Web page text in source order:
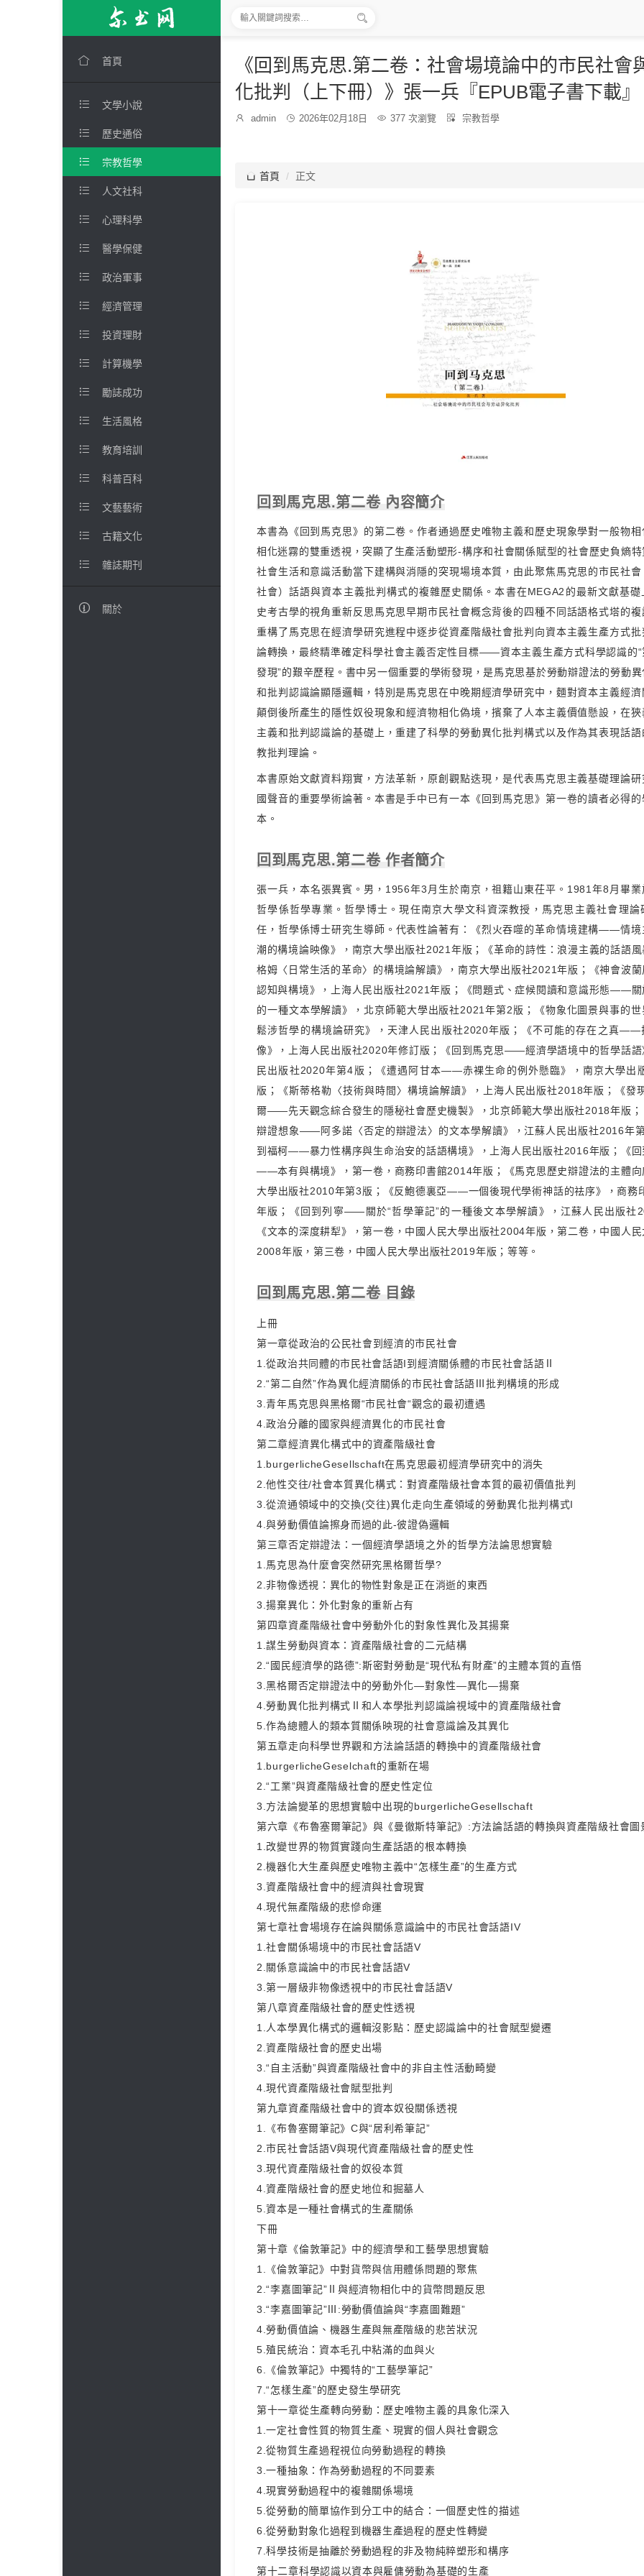

 首頁
 文學小說
 歷史通俗
 宗教哲學
 人文社科
 心理科學
 醫學保健
 政治軍事
 經濟管理
 投資理財
 計算機學
 勵誌成功
 生活風格
 教育培訓
 科普百科
 文藝藝術
 古籍文化
 雜誌期刊
 關於
《回到馬克思.第二卷：社會場境論中的市民社會
化批判（上下冊）》張一兵『EPUB電子書下載』

博
admin  發
2026年02月18日  377 次瀏覽 
分
宗教哲學
 首頁 正文
回到馬克思.第二卷 內容簡介
本書為《回到馬克思》的第二卷。作者通過歷史唯物主義和歷史現象學對一般物
相化迷霧的雙重透視，突顯了生產活動塑形-構序和社會關係賦型的社會歷史負熵
社會生活和意識活動當下建構與消隱的突現場境本質，由此聚焦馬克思的市民社
社會）話語與資本主義批判構式的複雜歷史關係。本書在MEGA2的最新文獻基礎
史考古學的視角重新反思馬克思早期市民社會概念背後的四種不同話語格式塔的
重構了馬克思在經濟學研究進程中逐步從資產階級社會批判向資本主義生產方式
論轉換，最終精準確定科學社會主義否定性目標——資本主義生產方式科學認識的
發現”的艱辛歷程。書中另一個重要的學術發現，是馬克思基於勞動辯證法的勞動
和批判認識論顯隱邏輯，特別是馬克思在中晚期經濟學研究中，麵對資本主義經
顛倒後所產生的隱性奴役現象和經濟物相化偽境，擯棄了人本主義價值懸設，在
主義和批判認識論的基礎上，重建了科學的勞動異化批判構式以及作為其表現話
教批判理論。
本書原始文獻資料翔實，方法革新，原創觀點迭現，是代表馬克思主義基礎理論
國聲音的重要學術論著。本書是手中已有一本《回到馬克思》第一卷的讀者必得
本。
回到馬克思.第二卷 作者簡介
張一兵，本名張異賓。男，1956年3月生於南京，祖籍山東茌平。1981年8月畢業
哲學係哲學專業。哲學博士。現任南京大學文科資深教授，馬克思主義社會理論
任，哲學係博士研究生導師。代表性論著有：《烈火吞噬的革命情境建構——情境
潮的構境論映像》，南京大學出版社2021年版；《革命的詩性：浪漫主義的話語
格姆〈日常生活的革命〉的構境論解讀》，南京大學出版社2021年版；《神會波
認知與構境》，上海人民出版社2021年版；《問題式、症候閱讀和意識形態——關
的一種文本學解讀》，北京師範大學出版社2021年第2版；《物象化圖景與事的
鬆涉哲學的構境論研究》，天津人民出版社2020年版；《不可能的存在之真——
像》，上海人民出版社2020年修訂版；《回到馬克思——經濟學語境中的哲學話語
民出版社2020年第4版；《遭遇阿甘本——赤裸生命的例外懸臨》，南京大學出
版；《斯蒂格勒〈技術與時間〉構境論解讀》，上海人民出版社2018年版；《發
爾——先天觀念綜合發生的隱秘社會歷史機製》，北京師範大學出版社2018年版；
辯證想象——阿多諾〈否定的辯證法〉的文本學解讀》，江蘇人民出版社2016年
到福柯——暴力性構序與生命治安的話語構境》，上海人民出版社2016年版；《回
——本有與構境》，第一卷，商務印書館2014年版；《馬克思歷史辯證法的主體向
大學出版社2010年第3版；《反鮑德裏亞——一個後現代學術神話的祛序》，商務
年版；《回到列寧——關於“哲學筆記”的一種後文本學解讀》，江蘇人民出版社
《文本的深度耕犁》，第一卷，中國人民大學出版社2004年版，第二卷，中國人
2008年版，第三卷，中國人民大學出版社2019年版；等等。
回到馬克思.第二卷 目錄
上冊
第一章從政治的公民社會到經濟的市民社會
1.從政治共同體的市民社會話語I到經濟關係體的市民社會話語Ⅱ
2.“第二自然”作為異化經濟關係的市民社會話語Ⅲ批判構境的形成
3.青年馬克思與黑格爾“市民社會“觀念的最初遭遇
4.政治分離的國家與經濟異化的市民社會
第二章經濟異化構式中的資產階級社會
1.burgerlicheGesellschaft在馬克思最初經濟學研究中的消失
2.他性交往/社會本質異化構式：對資產階級社會本質的最初價值批判
3.從流通領域中的交換(交往)異化走向生產領域的勞動異化批判構式I
4.與勞動價值論擦身而過的此-彼證偽邏輯
第三章否定辯證法：一個經濟學語境之外的哲學方法論思想實驗
1.馬克思為什麼會突然研究黑格爾哲學?
2.非物像透視：異化的物性對象是正在消逝的東西
3.揚棄異化：外化對象的重新占有
第四章資產階級社會中勞動外化的對象性異化及其揚棄
1.謀生勞動與資本：資產階級社會的二元結構
2.“國民經濟學的路德”:斯密對勞動是“現代私有財產”的主體本質的直悟
3.黑格爾否定辯證法中的勞動外化—對象性—異化—揚棄
4.勞動異化批判構式Ⅱ和人本學批判認識論視域中的資產階級社會
5.作為總體人的類本質關係映現的社會意識論及其異化
第五章走向科學世界觀和方法論話語的轉換中的資產階級社會
1.burgerlicheGeselchaft的重新在場
2.“工業”與資產階級社會的歷史性定位
3.方法論變革的思想實驗中出現的burgerlicheGesellschaft
第六章《布魯塞爾筆記》與《曼徹斯特筆記》:方法論話語的轉換與資產階級社會圖
1.改變世界的物質實踐向生產話語的根本轉換
2.機器化大生產與歷史唯物主義中“怎樣生產”的生產方式
3.資產階級社會中的經濟與社會現實
4.現代無產階級的悲慘命運
第七章社會場境存在論與關係意識論中的市民社會話語IV
1.社會關係場境中的市民社會話語V
2.關係意識論中的市民社會話語V
3.第一層級非物像透視中的市民社會話語V
第八章資產階級社會的歷史性透視
1.人本學異化構式的邏輯沒影點：歷史認識論中的社會賦型變遷
2.資產階級社會的歷史出場
3.“自主活動”與資產階級社會中的非自主性活動畸變
4.現代資產階級社會賦型批判
第九章資產階級社會中的資本奴役關係透視
1.《布魯塞爾筆記》C與“居利希筆記”
2.市民社會話語V與現代資產階級社會的歷史性
3.現代資產階級社會的奴役本質
4.資產階級社會的歷史地位和掘墓人
5.資本是一種社會構式的生產關係
下冊
第十章《倫敦筆記》中的經濟學和工藝學思想實驗
1.《倫敦筆記》中對貨幣與信用體係問題的聚焦
2.“李嘉圖筆記”Ⅱ與經濟物相化中的貨幣問題反思
3.“李嘉圖筆記”Ⅲ:勞動價值論與“李嘉圖難題”
4.勞動價值論、機器生產與無產階級的悲苦狀況
5.殖民統治：資本毛孔中粘滿的血與火
6.《倫敦筆記》中獨特的“工藝學筆記”
7.“怎樣生產”的歷史發生學研究
第十一章從生產轉向勞動：歷史唯物主義的具象化深入
1.一定社會性質的物質生產、現實的個人與社會觀念
2.從物質生產過程視位向勞動過程的轉換
3.一種抽象：作為勞動過程的不同要素
4.現實勞動過程中的複雜關係場境
5.從勞動的簡單協作到分工中的結合：一個歷史性的描述
6.從勞動對象化過程到機器生產過程的歷史性轉變
7.科學技術是抽離於勞動過程的非及物純粹塑形和構序
第十二章科學認識以資本與雇傭勞動為基礎的生產